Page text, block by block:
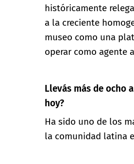
históricamente
a la creciente
museo como una
operar como agente
Llevás más de ocho
hoy?
Ha sido uno de los
la comunidad latina